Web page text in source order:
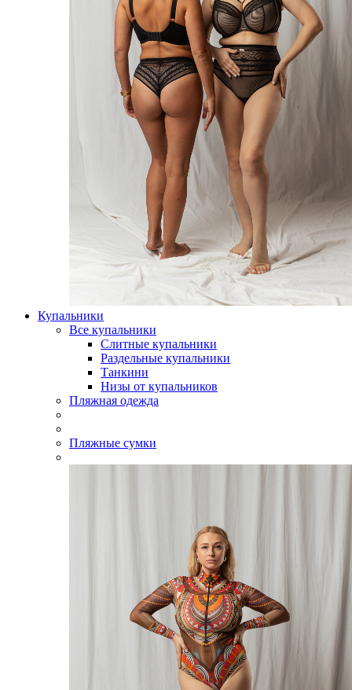
Купальники
Все купальники
Слитные купальники
Раздельные купальники
Танкини
Низы от купальников
Пляжная одежда
Пляжные сумки